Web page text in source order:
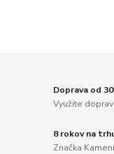
Doprava od
Využite
8 rokov na
Značka